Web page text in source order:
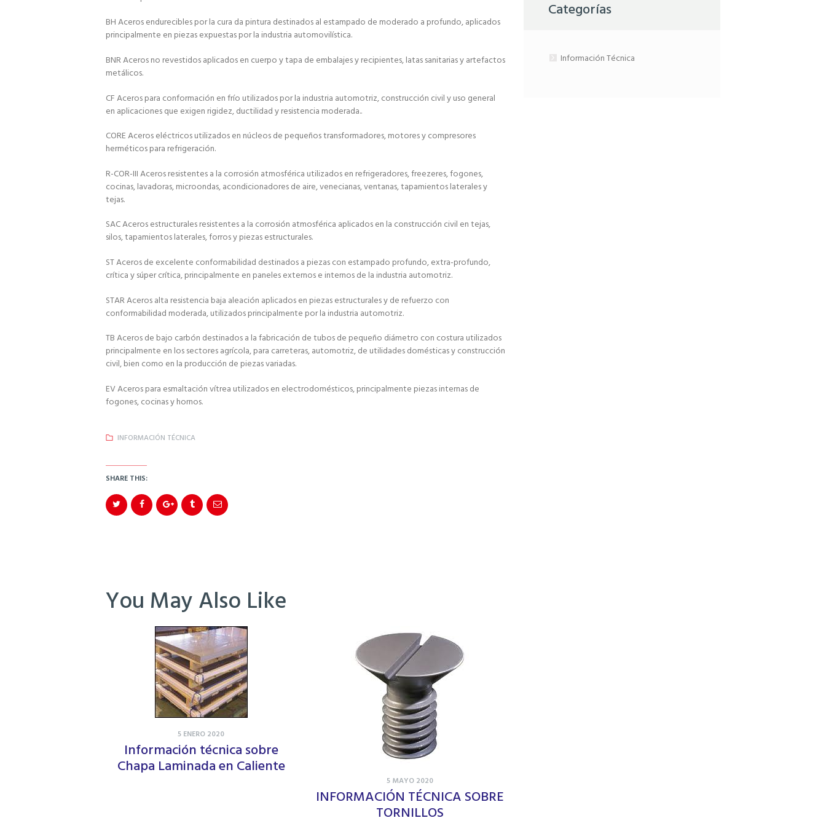
BH Aceros endurecibles por la cura da pintura destinados al estampado de moderado a profundo, aplicados
principalmente en piezas expuestas por la industria automovilística.
BNR Aceros no revestidos aplicados en cuerpo y tapa de embalajes y recipientes, latas sanitarias y artefactos
metálicos.
CF Aceros para conformación en frío utilizados por la industria automotriz, construcción civil y uso general
en aplicaciones que exigen rigidez, ductilidad y resistencia moderada..
CORE Aceros eléctricos utilizados en núcleos de pequeños transformadores, motores y compresores
herméticos para refrigeración.
R-COR-III Aceros resistentes a la corrosión atmosférica utilizados en refrigeradores, freezeres, fogones,
cocinas, lavadoras, microondas, acondicionadores de aire, venecianas, ventanas, tapamientos laterales y
tejas.
SAC Aceros estructurales resistentes a la corrosión atmosférica aplicados en la construcción civil en tejas,
silos, tapamientos laterales, forros y piezas estructurales.
ST Aceros de excelente conformabilidad destinados a piezas con estampado profundo, extra-profundo,
crítica y súper crítica, principalmente en paneles externos e internos de la industria automotriz.
STAR Aceros alta resistencia baja aleación aplicados en piezas estructurales y de refuerzo con
conformabilidad moderada, utilizados principalmente por la industria automotriz.
TB Aceros de bajo carbón destinados a la fabricación de tubos de pequeño diámetro con costura utilizados
principalmente en los sectores agrícola, para carreteras, automotriz, de utilidades domésticas y construcción
civil, bien como en la producción de piezas variadas.
EV Aceros para esmaltación vítrea utilizados en electrodomésticos, principalmente piezas internas de
fogones, cocinas y hornos.
INFORMACIÓN TÉCNICA
SHARE THIS:
You May Also Like
5 ENERO 2020
Información técnica sobre
Chapa Laminada en Caliente
5 MAYO 2020
INFORMACIÓN TÉCNICA SOBRE
TORNILLOS
Categorías
Información Técnica